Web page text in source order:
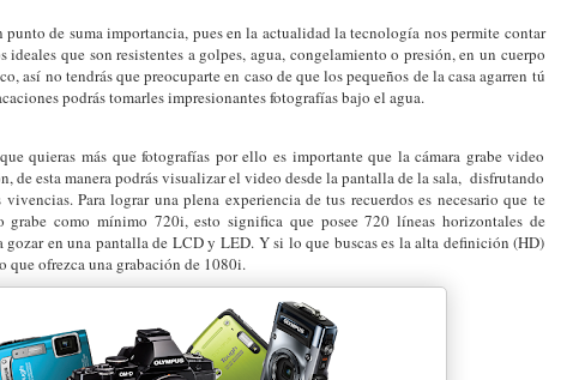
punto de suma importancia, pues en la actualidad la tecnología nos permite contar
ideales que son resistentes a golpes, agua, congelamiento o presión, en un cuerpo
así no tendrás que preocuparte en caso de que los pequeños de la casa agarren tú
podrás tomarles impresionantes fotografías bajo el agua.
quieras más que fotografías por ello es importante que la cámara grabe video
de esta manera podrás visualizar el video desde la pantalla de la sala, disfrutando
vivencias. Para lograr una plena experiencia de tus recuerdos es necesario que te
grabe como mínimo 720i, esto significa que posee 720 líneas horizontales de
gozar en una pantalla de LCD y LED. Y si lo que buscas es la alta definición (HD)
que ofrezca una grabación de 1080i.